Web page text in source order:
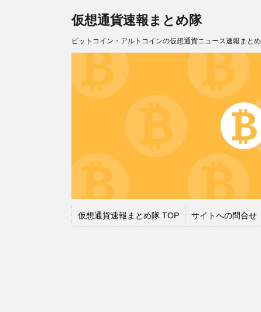
仮想通貨速報まとめ隊
ビットコイン・アルトコインの仮想通貨ニュース速報まとめ
仮想通貨速報まとめ隊 TOP サイトへの問合せ